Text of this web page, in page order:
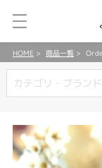
HOME 商品一覧